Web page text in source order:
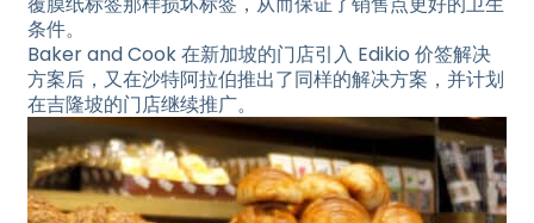
条件。
Baker and Cook 在新加坡的门店引入 Edikio 价签解决
方案后，又在沙特阿拉伯推出了同样的解决方案，并计划
在吉隆坡的门店继续推广。